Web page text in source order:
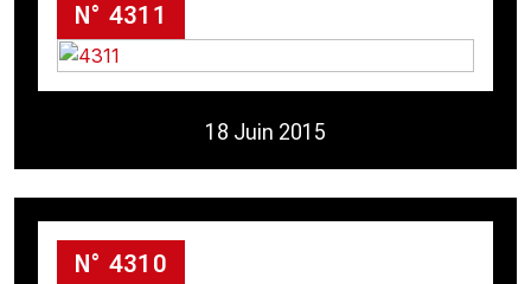
N° 4311
18 Juin 2015
N° 4310